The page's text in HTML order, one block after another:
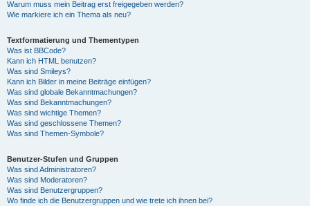
Warum muss mein Beitrag erst freigegeben werden?
Wie markiere ich ein Thema als neu?
Textformatierung und Thementypen
Was ist BBCode?
Kann ich HTML benutzen?
Was sind Smileys?
Kann ich Bilder in meine Beiträge einfügen?
Was sind globale Bekanntmachungen?
Was sind Bekanntmachungen?
Was sind wichtige Themen?
Was sind geschlossene Themen?
Was sind Themen-Symbole?
Benutzer-Stufen und Gruppen
Was sind Administratoren?
Was sind Moderatoren?
Was sind Benutzergruppen?
Wo finde ich die Benutzergruppen und wie trete ich ihnen bei?